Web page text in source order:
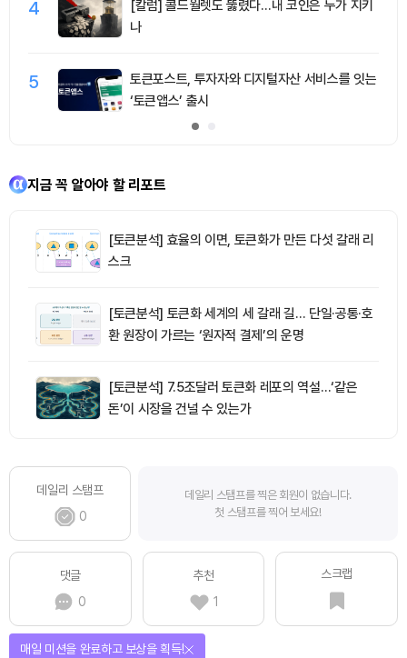
4
[칼럼] 콜드월렛도 뚫렸다…내 코인은 누가 지키
나
5
토큰포스트, 투자자와 디지털자산 서비스를 잇는
‘토큰앱스’ 출시
지금 꼭 알아야 할 리포트
[토큰분석] 효율의 이면, 토큰화가 만든 다섯 갈래 리
스크
[토큰분석] 토큰화 세계의 세 갈래 길… 단일·공통·호
환 원장이 가르는 ‘원자적 결제’의 운명
[토큰분석] 7.5조달러 토큰화 레포의 역설…‘같은
돈’이 시장을 건널 수 있는가
데일리 스탬프
0
데일리 스탬프를 찍은 회원이 없습니다.
첫 스탬프를 찍어 보세요!
댓글
0
추천
1
스크랩
매일 미션을 완료하고 보상을 획득!